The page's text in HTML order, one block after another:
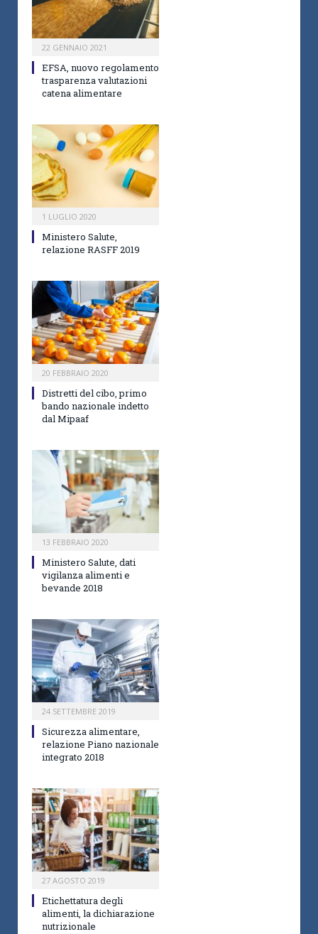
22 GENNAIO 2021
EFSA, nuovo regolamento
trasparenza valutazioni
catena alimentare
1 LUGLIO 2020
Ministero Salute,
relazione RASFF 2019
20 FEBBRAIO 2020
Distretti del cibo, primo
bando nazionale indetto
dal Mipaaf
13 FEBBRAIO 2020
Ministero Salute, dati
vigilanza alimenti e
bevande 2018
24 SETTEMBRE 2019
Sicurezza alimentare,
relazione Piano nazionale
integrato 2018
27 AGOSTO 2019
Etichettatura degli
alimenti, la dichiarazione
nutrizionale